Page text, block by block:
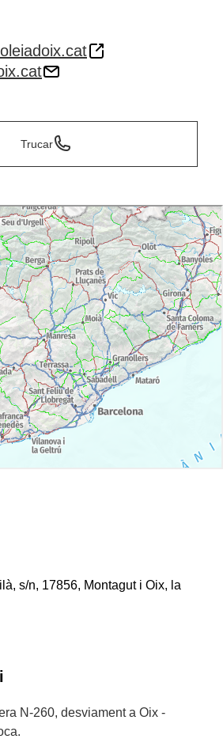
Trucar
s/n, 17856, Montagut i Oix, la
N-260, desviament a Oix -